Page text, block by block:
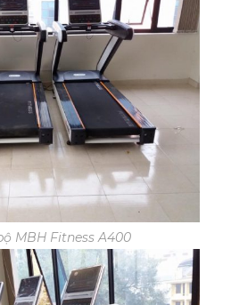
MBH Fitness A400